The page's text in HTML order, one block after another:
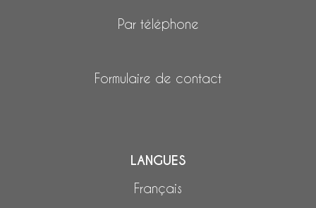
Par téléphone
Formulaire de contact
LANGUES
Français